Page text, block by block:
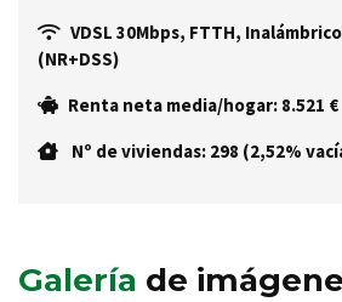
VDSL 30Mbps, FTTH,
(NR+DSS)
Renta neta media/hogar: 8.521 €
Nº de viviendas: 298 (2,52%
Galería de